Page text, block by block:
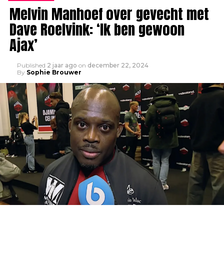
Melvin Manhoef over gevecht met
Dave Roelvink: ‘Ik ben gewoon
Ajax’
Published 2 jaar ago on december 22, 2024
By Sophie Brouwer